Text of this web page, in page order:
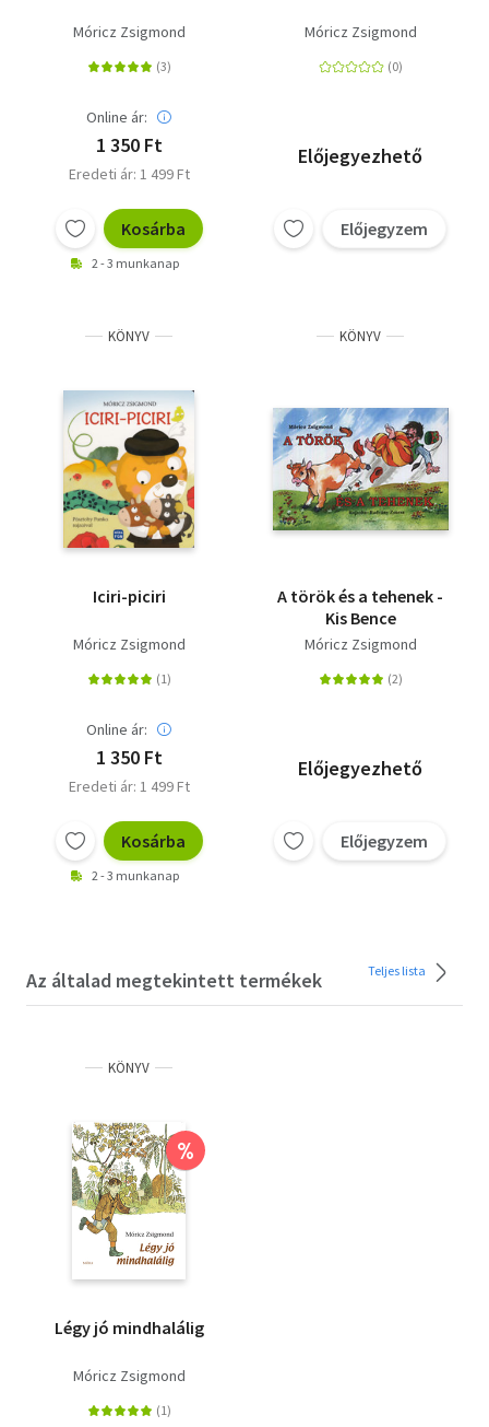
Móricz Zsigmond
Online ár:
1 350 Ft
Eredeti ár: 1 499 Ft
Kosárba
2 - 3 munkanap
Móricz Zsigmond
Előjegyezhető
Előjegyzem
KÖNYV
Iciri-piciri
Móricz Zsigmond
Online ár:
1 350 Ft
Eredeti ár: 1 499 Ft
Kosárba
2 - 3 munkanap
KÖNYV
A török és a tehenek -
Kis Bence
Móricz Zsigmond
Előjegyezhető
Előjegyzem
Az általad megtekintett termékek Teljes lista
KÖNYV
%
Légy jó mindhalálig
Móricz Zsigmond